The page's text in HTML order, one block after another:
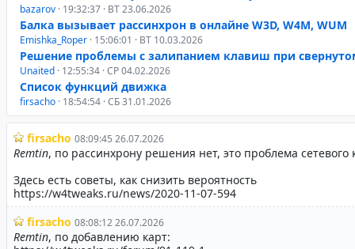
bazarov · 19:32:37 · ВТ 23.06.2026
Балка вызывает рассинхрон в онлайне W3D, W4M, WUM
Emishka_Roper · 15:06:01 · ВТ 10.03.2026
Решение проблемы с залипанием клавиш при
Unaited · 12:55:34 · СР 04.02.2026
Список функций движка
firsacho · 18:54:54 · СБ 31.01.2026